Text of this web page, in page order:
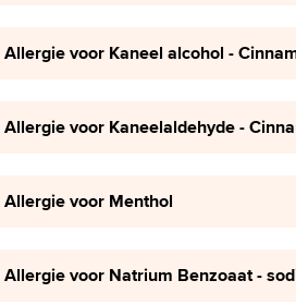
Allergie voor Kaneel alcohol -
Allergie voor Kaneelaldehyde -
Allergie voor Menthol
Allergie voor Natrium Benzoaat -